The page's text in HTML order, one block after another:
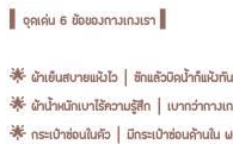
▍จุดเด่น 6 ข้อของกางเกงเรา ▍
🌟 ผ้าเย็นสบายแห้งไว｜ซักแล้วบิดน้ำก็แห้งทั
🌟 ผ้าน้ำหนักเบาไร้ความรู้สึก｜เบากว่ากางเ
🌟 กระเป๋าซ่อนในตัว｜มีกระเป๋าซ่อนด้านใน